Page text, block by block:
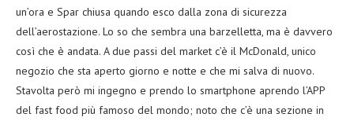
un’ora e Spar chiusa quando esco dalla zona di sicurezza
dell’aerostazione. Lo so che sembra una barzelletta, ma è davvero
così che è andata. A due passi del market c’è il McDonald, unico
negozio che sta aperto giorno e notte e che mi salva di nuovo.
Stavolta però mi ingegno e prendo lo smartphone aprendo l’APP
del fast food più famoso del mondo; noto che c’è una sezione in